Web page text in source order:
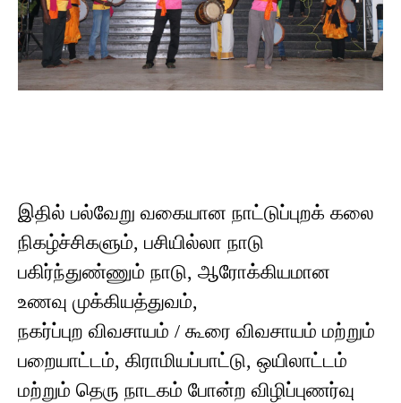
இதில் பல்வேறு வகையான நாட்டுப்புறக் கலை
நிகழ்ச்சிகளும், பசியில்லா நாடு
பகிர்ந்துண்ணும் நாடு, ஆரோக்கியமான
உணவு முக்கியத்துவம்,
நகர்ப்புற விவசாயம் / கூரை விவசாயம் மற்றும்
பறையாட்டம், கிராமியப்பாட்டு, ஒயிலாட்டம்
மற்றும் தெரு நாடகம் போன்ற விழிப்புணர்வு